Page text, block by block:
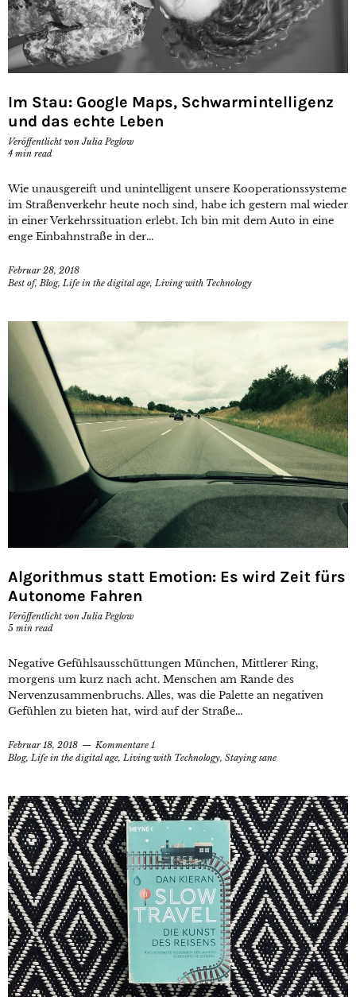
Im Stau: Google Maps, Schwarmintelligenz
und das echte Leben
Veröffentlicht vonJulia Peglow
4 min read
Wie unausgereift und unintelligent unsere Kooperationssysteme
im Straßenverkehr heute noch sind, habe ich gestern mal wieder
in einer Verkehrssituation erlebt. Ich bin mit dem Auto in eine
enge Einbahnstraße in der...
Februar 28, 2018
Best of, Blog, Life in the digital age, Living with Technology
Algorithmus statt Emotion: Es wird Zeit fürs
Autonome Fahren
Veröffentlicht vonJulia Peglow
5 min read
Negative Gefühlsausschüttungen München, Mittlerer Ring,
morgens um kurz nach acht. Menschen am Rande des
Nervenzusammenbruchs. Alles, was die Palette an negativen
Gefühlen zu bieten hat, wird auf der Straße...
Februar 18, 2018
Kommentare 1
Blog, Life in the digital age, Living with Technology, Staying sane